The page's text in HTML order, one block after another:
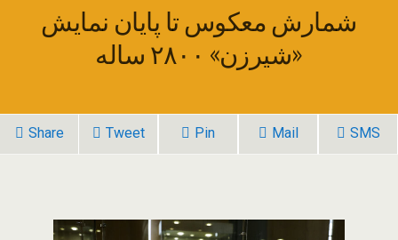
شمارش معکوس تا پایان نمایش
«شیرزن» ۲۸۰۰ ساله
Share Tweet Pin Mail SMS